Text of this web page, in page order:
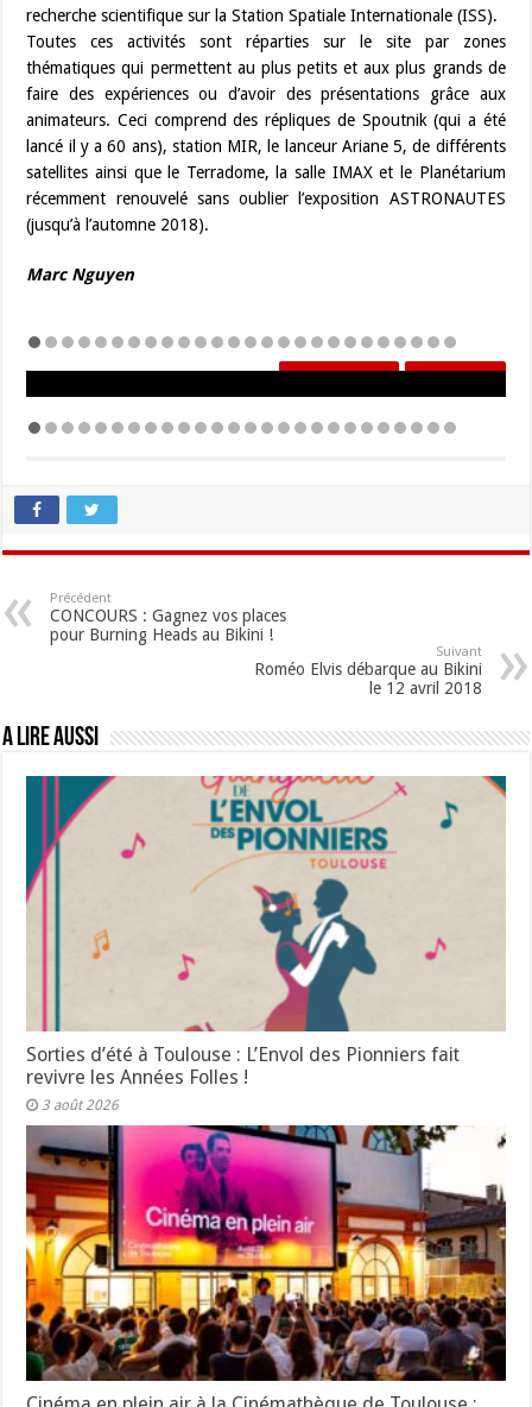
recherche scientifique sur la Station Spatiale Internationale (ISS).
Toutes ces activités sont réparties sur le site par zones
thématiques qui permettent au plus petits et aux plus grands de
faire des expériences ou d’avoir des présentations grâce aux
animateurs. Ceci comprend des répliques de Spoutnik (qui a été
lancé il y a 60 ans), station MIR, le lanceur Ariane 5, de différents
satellites ainsi que le Terradome, la salle IMAX et le Planétarium
récemment renouvelé sans oublier l’exposition ASTRONAUTES
(jusqu’à l’automne 2018).
Marc Nguyen
Précédent
CONCOURS : Gagnez vos places
pour Burning Heads au Bikini !
Suivant
Roméo Elvis débarque au Bikini
le 12 avril 2018
A lire aussi
Sorties d’été à Toulouse : L’Envol des Pionniers fait
revivre les Années Folles !
3 août 2026